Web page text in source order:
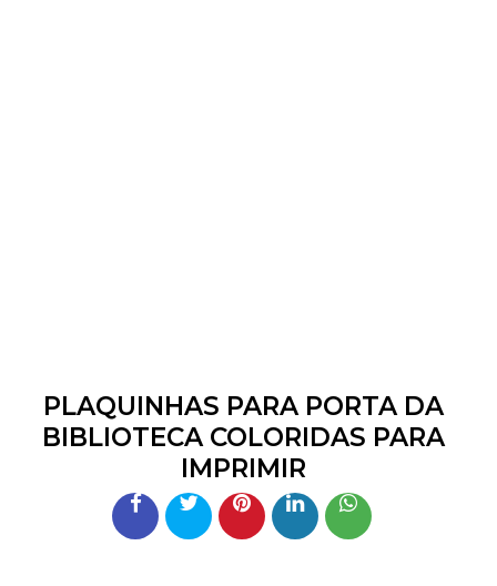
PLAQUINHAS PARA PORTA DA
BIBLIOTECA COLORIDAS PARA
IMPRIMIR